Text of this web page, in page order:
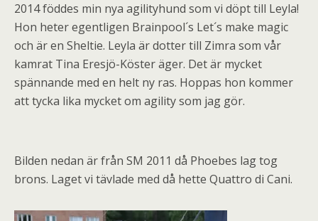
2014 föddes min nya agilityhund som vi döpt till Leyla!
Hon heter egentligen Brainpool´s Let´s make magic
och är en Sheltie. Leyla är dotter till Zimra som vår
kamrat Tina Eresjö-Köster äger. Det är mycket
spännande med en helt ny ras. Hoppas hon kommer
att tycka lika mycket om agility som jag gör.
Bilden nedan är från SM 2011 då Phoebes lag tog
brons. Laget vi tävlade med då hette Quattro di Cani.